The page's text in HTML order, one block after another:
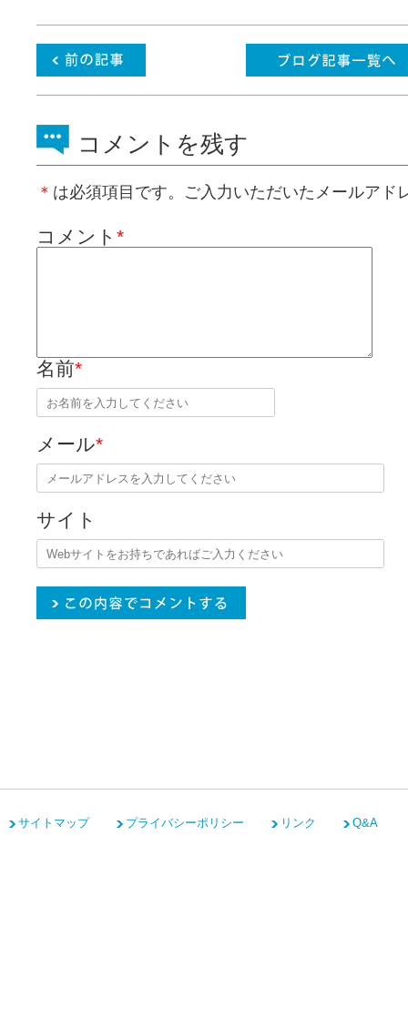
コメントを残す
＊ は必須項目です。ご入力いただいたメールアド
コメント *
名前*
メール*
サイト
サイトマップ プライバシーポリシー リンク Q&A